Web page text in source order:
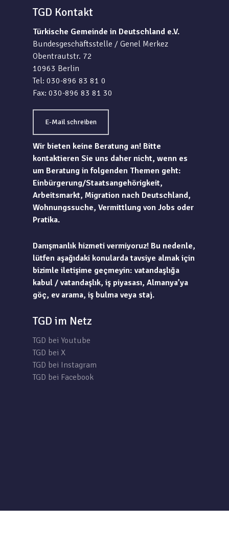
TGD Kontakt
Türkische Gemeinde in Deutschland e.V.
Bundesgeschäftsstelle / Genel Merkez
Obentrautstr. 72
10963 Berlin
Tel: 030-896 83 81 0
Fax: 030-896 83 81 30
E-Mail schreiben
Wir bieten keine Beratung an! Bitte
kontaktieren Sie uns daher nicht, wenn es
um Beratung in folgenden Themen geht:
Einbürgerung/Staatsangehörigkeit,
Arbeitsmarkt, Migration nach Deutschland,
Wohnungssuche, Vermittlung von Jobs oder
Pratika.
Danışmanlık hizmeti vermiyoruz! Bu nedenle,
lütfen aşağıdaki konularda tavsiye almak için
bizimle iletişime geçmeyin: vatandaşlığa
kabul / vatandaşlık, iş piyasası, Almanya’ya
göç, ev arama, iş bulma veya staj.
TGD im Netz
TGD bei Youtube
TGD bei X
TGD bei Instagram
TGD bei Facebook